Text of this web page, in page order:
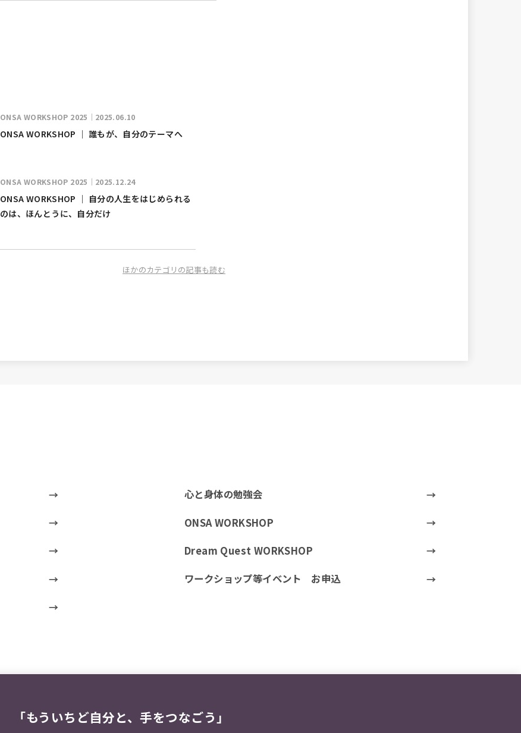
ONSA WORKSHOP 2025｜2025.06.10
ONSA WORKSHOP ｜ 誰もが、自分のテーマへ
ONSA WORKSHOP 2025｜2025.12.24
ONSA WORKSHOP ｜ 自分の人生をはじめられる
のは、ほんとうに、自分だけ
ほかのカテゴリの記事も読む
心と身体の勉強会
ONSA WORKSHOP
Dream Quest WORKSHOP
ワークショップ等イベント お申込
「もういちど自分と、手をつなごう」